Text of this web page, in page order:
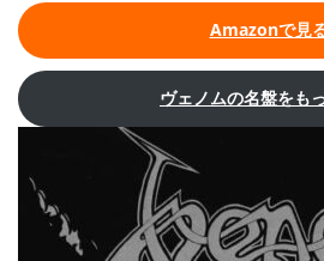
Amazonで見
ヴェノムの名盤をも